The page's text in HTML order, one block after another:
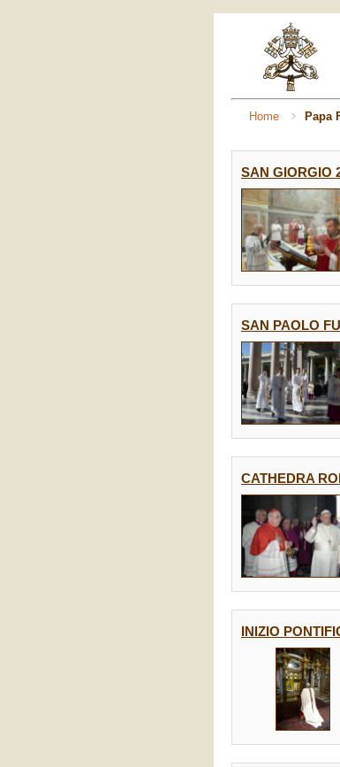
Home Papa
SAN GIORGIO
SAN PAOLO
CATHEDRA
INIZIO